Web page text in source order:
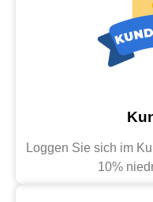
Loggen Sie sich im
10%